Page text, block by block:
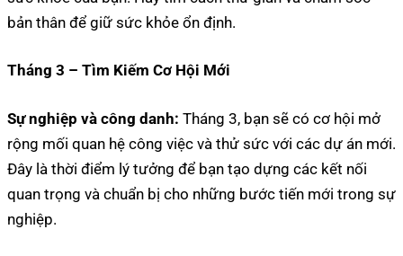
bản thân để giữ sức khỏe ổn định.
Tháng 3 – Tìm Kiếm Cơ Hội Mới
Sự nghiệp và công danh: Tháng 3, bạn sẽ có cơ hội mở
rộng mối quan hệ công việc và thử sức với các dự án mới.
Đây là thời điểm lý tưởng để bạn tạo dựng các kết nối
quan trọng và chuẩn bị cho những bước tiến mới trong sự
nghiệp.